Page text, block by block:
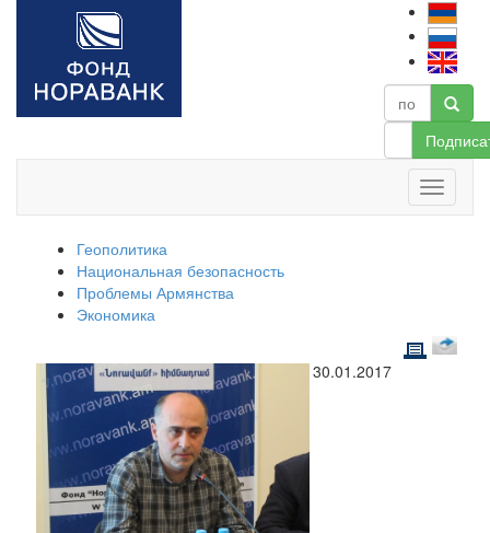
Геополитика
Национальная безопасность
Проблемы Армянства
Экономика
30.01.2017